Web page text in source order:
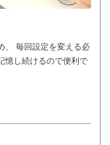
、 毎回設定を変える必
憶し続けるので便利で